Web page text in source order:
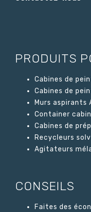
PRODUITS
Cabines de
Cabines de
Murs aspirants
Container
Cabines de
Recycleurs
Agitateurs
CONSEILS
Faites des